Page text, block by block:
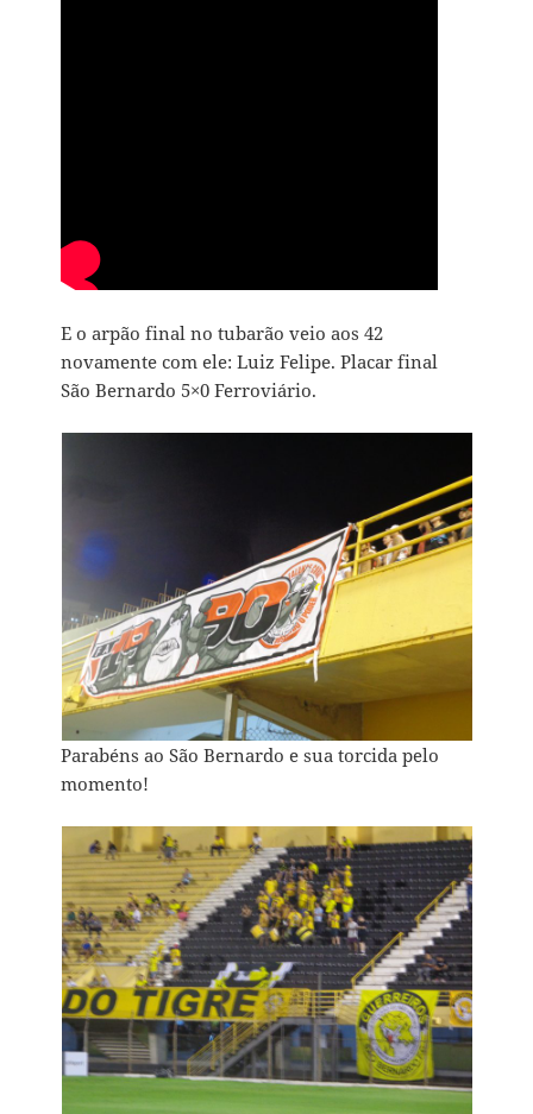
E o arpão final no tubarão veio aos 42
novamente com ele: Luiz Felipe. Placar final
São Bernardo 5×0 Ferroviário.
Parabéns ao São Bernardo e sua torcida pelo
momento!